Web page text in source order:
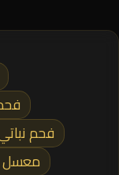
فحم
معسل